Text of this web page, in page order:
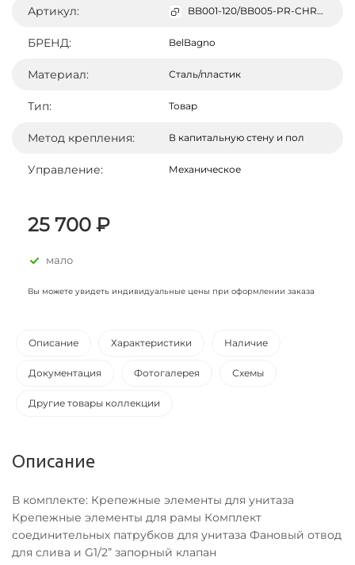
Артикул: BB001-120/BB005-PR-CHROME
БРЕНД: BelBagno
Материал: Сталь/пластик
Тип: Товар
Метод крепления: В капитальную стену и пол
Управление: Механическое
25 700 ₽
мало
Вы можете увидеть индивидуальные цены при оформлении заказа
Описание Характеристики Наличие
Документация Фотогалерея Схемы
Другие товары коллекции
Описание
В комплекте: Крепежные элементы для унитаза
Крепежные элементы для рамы Комплект
соединительных патрубков для унитаза Фановый отвод
для слива и G1/2” запорный клапан